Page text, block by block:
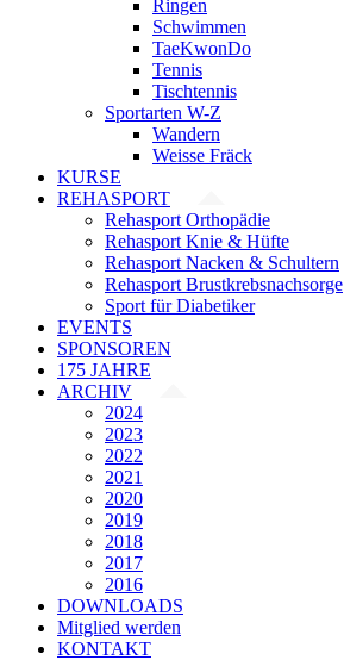
Ringen
Schwimmen
TaeKwonDo
Tennis
Tischtennis
Sportarten W-Z
Wandern
Weisse Fräck
KURSE
REHASPORT
Rehasport Orthopädie
Rehasport Knie & Hüfte
Rehasport Nacken & Schultern
Rehasport Brustkrebsnachsorge
Sport für Diabetiker
EVENTS
SPONSOREN
175 JAHRE
ARCHIV
2024
2023
2022
2021
2020
2019
2018
2017
2016
DOWNLOADS
Mitglied werden
KONTAKT